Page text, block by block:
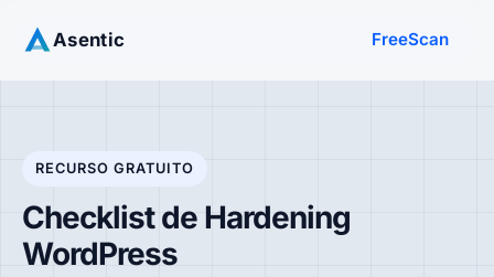
Asentic FreeScan
RECURSO GRATUITO
Checklist de Hardening
WordPress